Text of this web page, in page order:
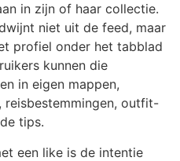
in zijn of haar collectie.
niet uit de feed, maar
profiel onder het tabblad
kunnen die
in eigen mappen,
outfit-
tips.
een like is de intentie